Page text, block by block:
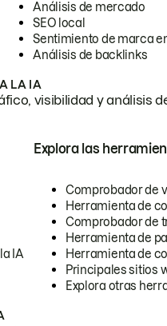
Análisis de mercado
SEO local
Sentimiento de marca
Análisis de backlinks
LA IA
visibilidad y análisis
IA
Explora las
Comprobador de
Herramienta de
Comprobador de
Herramienta de
Herramienta de
Principales sitios
Explora otras